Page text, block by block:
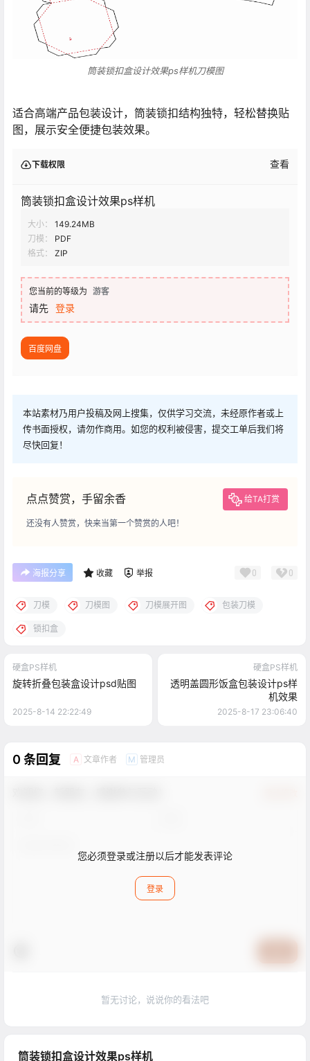
筒装锁扣盒设计效果ps样机刀模图
适合高端产品包装设计，筒装锁扣结构独特，轻松替换贴
图，展示安全便捷包装效果。
下载权限 查看
筒装锁扣盒设计效果ps样机
大小：
149.24MB
刀模：
PDF
格式：
ZIP
您当前的等级为 游客
请先 登录
百度网盘
本站素材乃用户投稿及网上搜集，仅供学习交流，未经原作者或上
传书面授权，请勿作商用。如您的权利被侵害，提交工单后我们将
尽快回复！
点点赞赏，手留余香 给TA打赏
还没有人赞赏，快来当第一个赞赏的人吧！
海报分享 收藏 举报 0 0
刀模 刀模图 刀模展开图 包装刀模
锁扣盒
硬盒PS样机
旋转折叠包装盒设计psd贴图
2025-8-14 22:22:49
硬盒PS样机
透明盖圆形饭盒包装设计ps样
机效果
2025-8-17 23:06:40
0 条回复 A 文章作者 M 管理员
您必须登录或注册以后才能发表评论
登录
暂无讨论，说说你的看法吧
筒装锁扣盒设计效果ps样机